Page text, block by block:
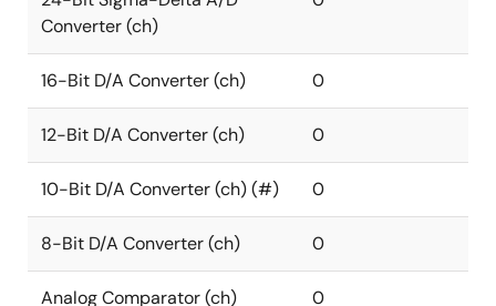
Converter (ch)
16-Bit D/A Converter (ch) 0
12-Bit D/A Converter (ch) 0
10-Bit D/A Converter (ch) (#) 0
8-Bit D/A Converter (ch) 0
Analog Comparator (ch) 0